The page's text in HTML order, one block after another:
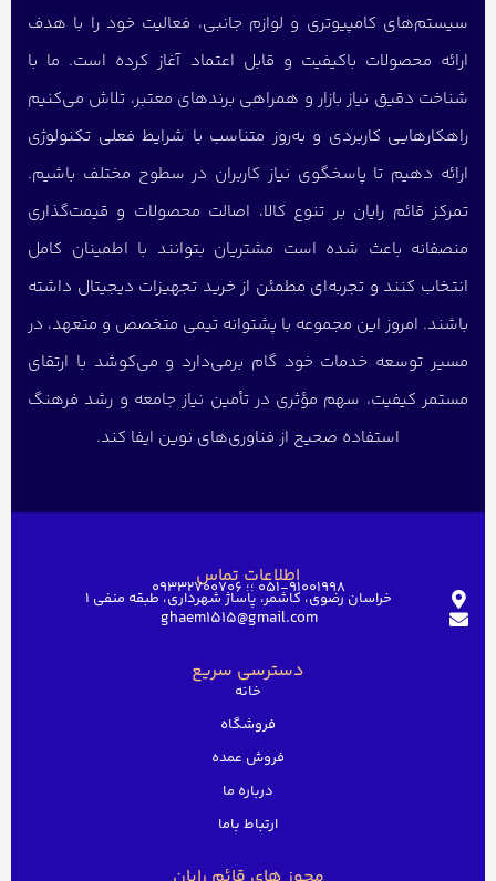
سیستم‌های کامپیوتری و لوازم جانبی، فعالیت خود را با هدف
ارائه محصولات باکیفیت و قابل اعتماد آغاز کرده است. ما با
شناخت دقیق نیاز بازار و همراهی برندهای معتبر، تلاش می‌کنیم
راهکارهایی کاربردی و به‌روز متناسب با شرایط فعلی تکنولوژی
ارائه دهیم تا پاسخگوی نیاز کاربران در سطوح مختلف باشیم.
تمرکز قائم رایان بر تنوع کالا، اصالت محصولات و قیمت‌گذاری
منصفانه باعث شده است مشتریان بتوانند با اطمینان کامل
انتخاب کنند و تجربه‌ای مطمئن از خرید تجهیزات دیجیتال داشته
باشند. امروز این مجموعه با پشتوانه تیمی متخصص و متعهد، در
مسیر توسعه خدمات خود گام برمی‌دارد و می‌کوشد با ارتقای
مستمر کیفیت، سهم مؤثری در تأمین نیاز جامعه و رشد فرهنگ
استفاده صحیح از فناوری‌های نوین ایفا کند.
اطلاعات تماس051-91001998 ؛؛ 09332700706
خراسان رضوی، کاشمر، پاساژ شهرداری، طبقه منفی ۱
ghaem1515@gmail.com
دسترسی سریع
خانه
فروشگاه
فروش عمده
درباره ما
ارتباط باما